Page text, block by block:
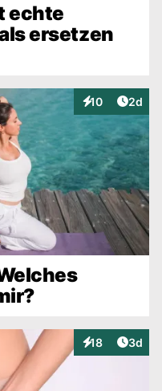
echte
ersetzen
10
Interaktionen
2d
18
Interaktionen
3d